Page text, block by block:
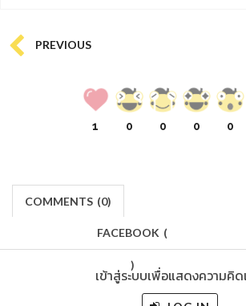
PREVIOUS
1 0 0 0 0
COMMENTS (0)
FACEBOOK (
)
เข้าสู่ระบบเพื่อแสดงความคิด